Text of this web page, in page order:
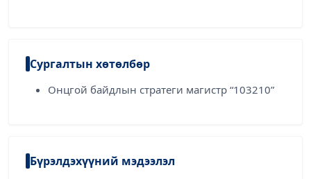
Сургалтын хөтөлбөр
Онцгой байдлын стратеги магистр “103210”
Бүрэлдэхүүний мэдээлэл